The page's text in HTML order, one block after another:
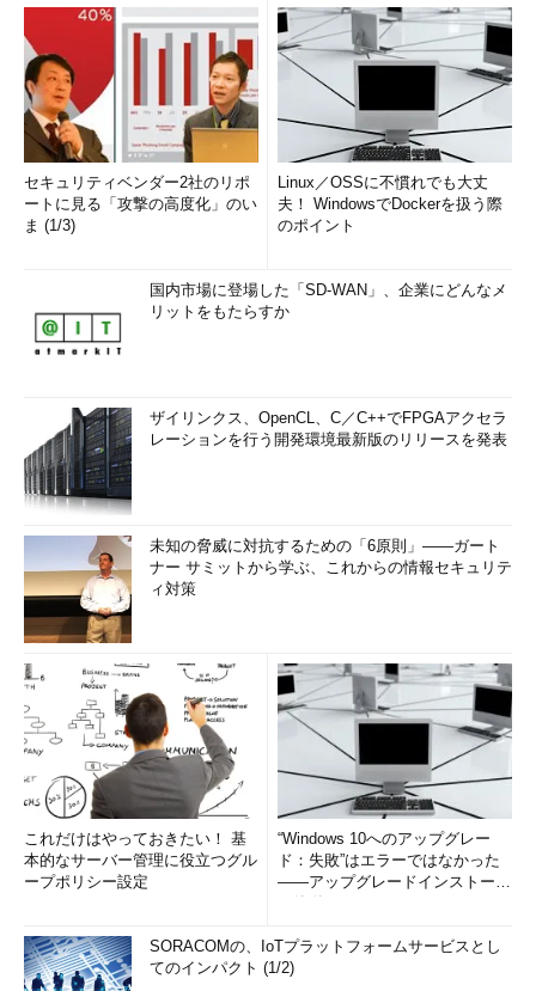
セキュリティベンダー2社のリポ
ートに見る「攻撃の高度化」のい
ま (1/3)
Linux／OSSに不慣れでも大丈
夫！ WindowsでDockerを扱う際
のポイント
国内市場に登場した「SD-WAN」、企業にどんなメ
リットをもたらすか
ザイリンクス、OpenCL、C／C++でFPGAアクセラ
レーションを行う開発環境最新版のリリースを発表
未知の脅威に対抗するための「6原則」――ガート
ナー サミットから学ぶ、これからの情報セキュリテ
ィ対策
これだけはやっておきたい！ 基
本的なサーバー管理に役立つグル
ープポリシー設定
“Windows 10へのアップグレー
ド：失敗”はエラーではなかった
――アップグレードインストール
SORACOMの、IoTプラットフォームサービスとし
てのインパクト (1/2)